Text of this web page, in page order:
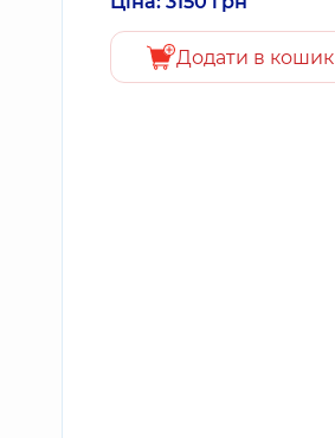
Додати в кошик